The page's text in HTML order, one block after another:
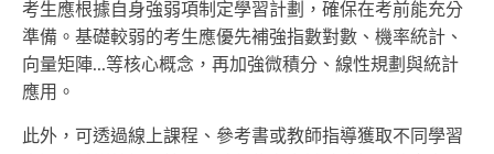
考生應根據自身強弱項制定學習計劃，確保在考前能充分
準備。基礎較弱的考生應優先補強指數對數、機率統計、
向量矩陣...等核心概念，再加強微積分、線性規劃與統計
應用。
此外，可透過線上課程、參考書或教師指導獲取不同學習